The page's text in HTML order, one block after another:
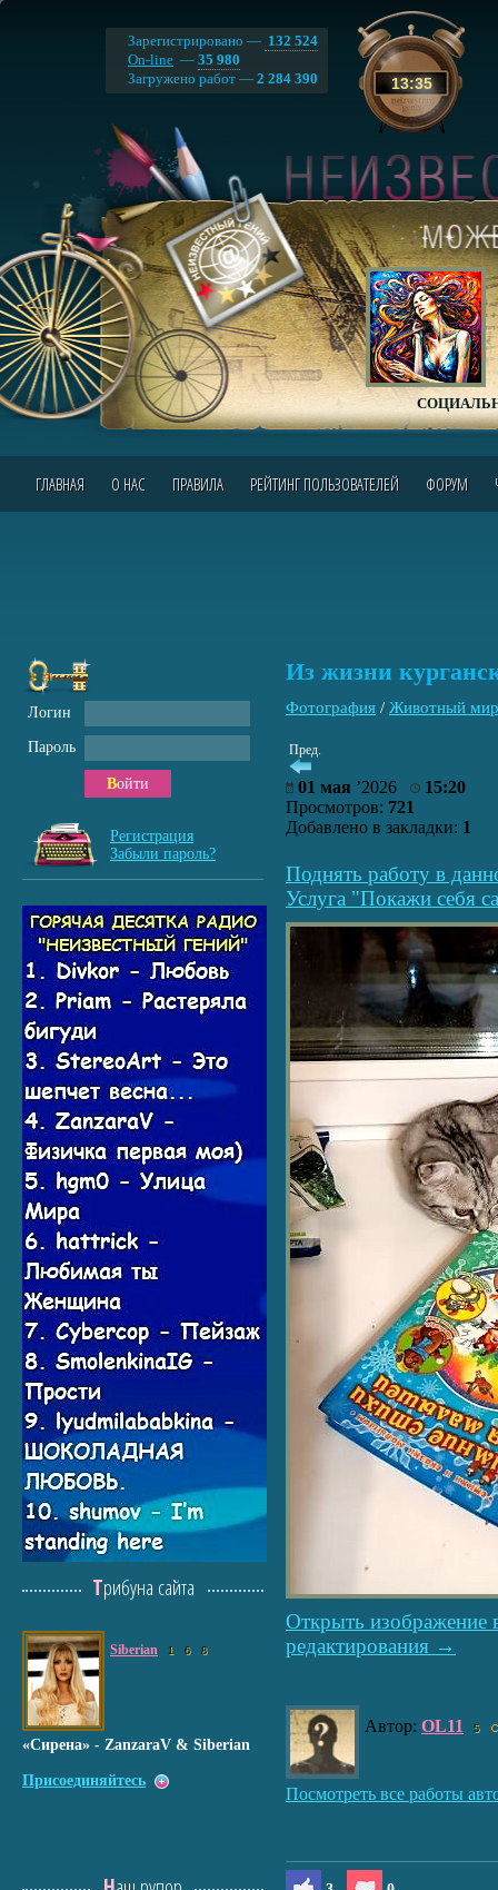
13:35
Зарегистрировано — 132 524
On-line — 35 980
Загружено работ — 2 284 390
ГЛАВНАЯ О НАС ПРАВИЛА РЕЙТИНГ ПОЛЬЗОВАТЕЛЕЙ ФОРУМ
Из жизни
Фотография / Животный мир
Пред.
01 мая ’2026
15:20
Просмотров: 721
Добавлено в закладки: 1
Поднять работу в
Услуга "Покажи себя
Открыть изображение
редактирования →
Автор: OL11 5
Посмотреть все работы
Логин
Пароль
Войти
Регистрация
Забыли пароль?
Трибуна сайта
Siberian 1 6 8
«Сирена» - ZanzaraV & Siberian
Присоединяйтесь